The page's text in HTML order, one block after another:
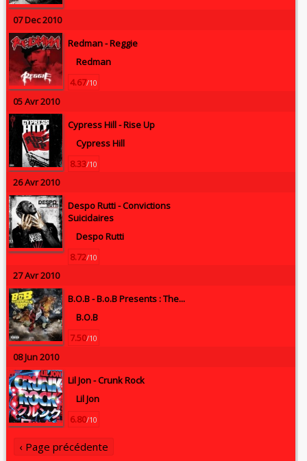
07 Dec 2010
Redman -Reggie
Redman
4.67/10
05 Avr 2010
Cypress Hill -Rise Up
Cypress Hill
8.33/10
26 Avr 2010
Despo Rutti -Convictions
Suicidaires
Despo Rutti
8.72/10
27 Avr 2010
B.O.B -B.o.B Presents : The...
B.O.B
7.50/10
08 Jun 2010
Lil Jon -Crunk Rock
Lil Jon
6.80/10
‹ Page précédente